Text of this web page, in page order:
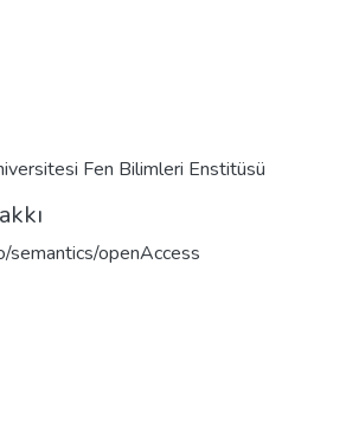
Fen Bilimleri Enstitüsü
semantics/openAccess